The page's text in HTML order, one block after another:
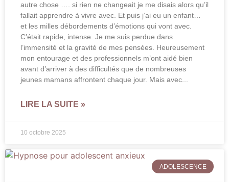
autre chose …. si rien ne changeait je me disais alors qu’il
fallait apprendre à vivre avec. Et puis j’ai eu un enfant…
et les milles débordements d’émotions qui vont avec.
C’était rapide, intense. Je me suis perdue dans
l’immensité et la gravité de mes pensées. Heureusement
mon entourage et des professionnels m’ont aidé bien
avant d’arriver à des difficultés que de nombreuses
jeunes mamans affrontent chaque jour. Mais avec
LIRE LA SUITE »
10 octobre 2025
ADOLESCENCE